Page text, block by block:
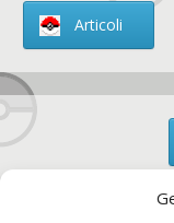
Articoli